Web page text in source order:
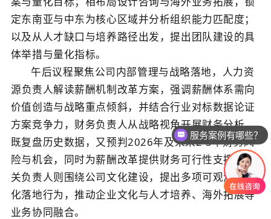
定东南亚与中东为核心区域并分析组织能力匹配度；
以及从人才缺口与培养路径出发，提出团队建设的具
体举措与量化指标。
午后议程聚焦公司内部管理与战略落地， 人力资
源负责人解读薪酬机制改革方案，强调薪酬体系需向
价值创造与战略重点倾斜，并结合行业对标数据论证
方案竞争力 ，财务负责人从战略视角开展财务分析，
既复盘历史数据，又预判2026年及未来2-3年财务风
险与机会，同时为薪酬改革提供财务可行性支撑；相
关负责人则围绕公司文化建设，提出多项可观测的文
化落地行为，推动企业文化与人才培养、海外拓展等
业务协同融合。
服务案例有哪些？